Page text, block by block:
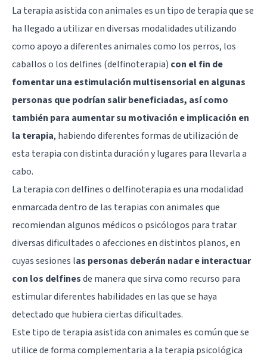
La terapia asistida con animales es un tipo de terapia que se
ha llegado a utilizar en diversas modalidades utilizando
como apoyo a diferentes animales como los perros, los
caballos o los delfines (delfinoterapia) con el fin de
fomentar una estimulación multisensorial en algunas
personas que podrían salir beneficiadas, así como
también para aumentar su motivación e implicación en
la terapia, habiendo diferentes formas de utilización de
esta terapia con distinta duración y lugares para llevarla a
cabo.
La terapia con delfines o delfinoterapia es una modalidad
enmarcada dentro de las terapias con animales que
recomiendan algunos médicos o psicólogos para tratar
diversas dificultades o afecciones en distintos planos, en
cuyas sesiones las personas deberán nadar e interactuar
con los delfinesde manera que sirva como recurso para
estimular diferentes habilidades en las que se haya
detectado que hubiera ciertas dificultades.
Este tipo de terapia asistida con animales es común que se
utilice de forma complementaria a la terapia psicológica